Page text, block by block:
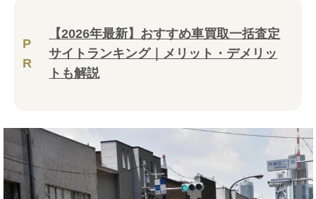
P
R
【2026年最新】おすすめ車買取一括査定
サイトランキング｜メリット・デメリッ
トも解説